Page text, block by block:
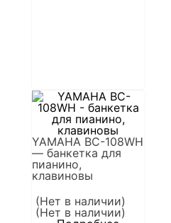
YAMAHA BC-108WH
— банкетка для
пианино,
клавиновы
(Нет в наличии)
(Нет в наличии)